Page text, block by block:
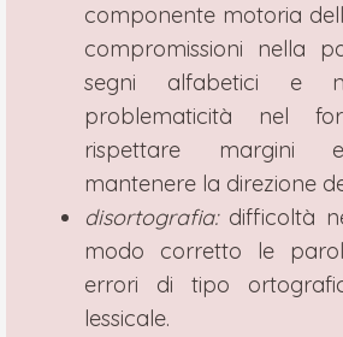
componente motoria
compromissioni nella
segni alfabetici e
problematicità nel
rispettare margini
mantenere la direzione
disortografia:difficoltà
modo corretto le
errori di tipo
lessicale.